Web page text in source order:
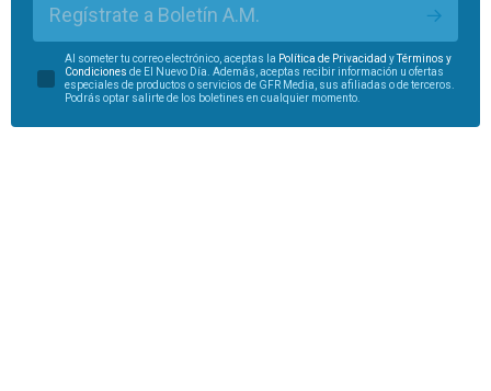
Regístrate a Boletín A.M.
Al someter tu correo electrónico, aceptas la Política de Privacidad y
Términos y
Condiciones de El Nuevo Día. Además, aceptas recibir información u ofertas
especiales de productos o servicios de GFR Media, sus afiliadas o de terceros.
Podrás optar salirte de los boletines en cualquier momento.